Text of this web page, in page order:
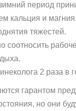
период
кальция и магния.
тяжестей.
соотносить
2 раза в
гарантом
но они